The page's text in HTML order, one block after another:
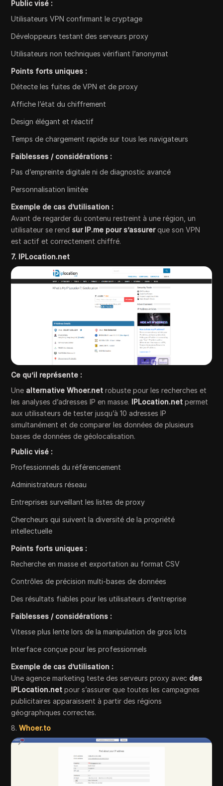
Public visé :
Utilisateurs VPN confirmant le cryptage
Développeurs testant des serveurs proxy
Utilisateurs non techniques vérifiant l’anonymat
Points forts uniques :
Détecte les fuites de VPN et de proxy
Affiche l’état du chiffrement
Design élégant et réactif
Temps de chargement rapide sur tous les navigateurs
Faiblesses / considérations :
Pas d’empreinte digitale ni de diagnostic avancé
Personnalisation limitée
Exemple de cas d’utilisation :
Avant de regarder du contenu restreint à une région, un
utilisateur se rend sur IP.me pour s’assurerque son VPN
est actif et correctement chiffré.
7. IPLocation.net
Ce qu’il représente :
Une alternative Whoer.net robuste pour les recherches et
les analyses d’adresses IP en masse. IPLocation.net permet
aux utilisateurs de tester jusqu’à 10 adresses IP
simultanément et de comparer les données de plusieurs
bases de données de géolocalisation.
Public visé :
Professionnels du référencement
Administrateurs réseau
Entreprises surveillant les listes de proxy
Chercheurs qui suivent la diversité de la propriété
intellectuelle
Points forts uniques :
Recherche en masse et exportation au format CSV
Contrôles de précision multi-bases de données
Des résultats fiables pour les utilisateurs d’entreprise
Faiblesses / considérations :
Vitesse plus lente lors de la manipulation de gros lots
Interface conçue pour les professionnels
Exemple de cas d’utilisation :
Une agence marketing teste des serveurs proxy avec des
IPLocation.net pour s’assurer que toutes les campagnes
publicitaires apparaissent à partir des régions
géographiques correctes.
8.Whoer.to